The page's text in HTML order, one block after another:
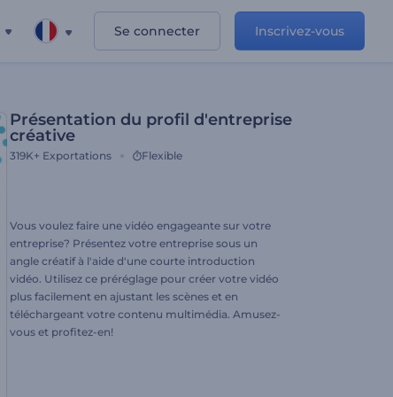
Se connecter Inscrivez-vous
Présentation du profil d'entreprise
créative
319K+ Exportations Flexible
Vous voulez faire une vidéo engageante sur votre
entreprise? Présentez votre entreprise sous un
angle créatif à l'aide d'une courte introduction
vidéo. Utilisez ce préréglage pour créer votre vidéo
plus facilement en ajustant les scènes et en
téléchargeant votre contenu multimédia. Amusez-
vous et profitez-en!